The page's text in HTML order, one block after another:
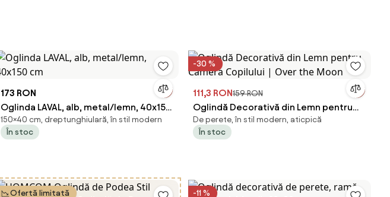
173 RON
Oglinda LAVAL, alb, metal/lemn, 40x150
cm
150×40 cm, dreptunghiulară, în stil modern
În stoc
-30 %
111,3 RON159 RON
Oglindă Decorativă din Lemn pentru
Camera Copilului | Over the Moon
De perete, în stil modern, aticpică
În stoc
Ofertă limitată
-11 %